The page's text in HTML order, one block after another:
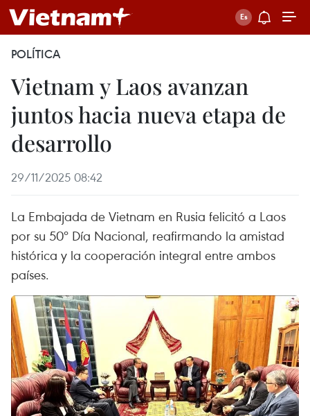
POLÍTICA
Vietnam y Laos avanzan
juntos hacia nueva etapa de
desarrollo
29/11/2025 08:42
La Embajada de Vietnam en Rusia felicitó a Laos
por su 50º Día Nacional, reafirmando la amistad
histórica y la cooperación integral entre ambos
países.